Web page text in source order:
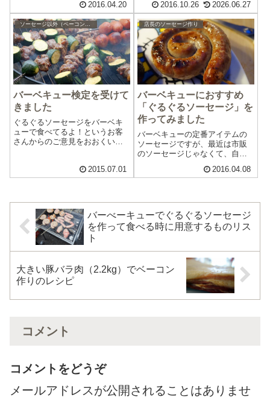
備の時間がなくて、バタバタし
たのですが、なんとかぐるぐる
ソーセージを作る事ができまし
た。その時に用意した道具と材
料のリストになり...
2016.04.20
フのバーベキューに参加してき
ました。長岡市川口運動公園の
中にある古民家でおこなわれま
した。古民家内に、私たちが仕
込んだ生ハムがあ...
2016.10.26 2026.06.27
ソーセージ以外（ベーコンやハムなど）の作り方やレシピ
バーベキュー検定を受けて
きました
ぐるぐるソーセージをバーベキ
ューで食べてるよ！というお客
さんからのご意見をおおくいた
を知って、アウトドアでソーセ
ージを美味しく食べる方法を知
2015.07.01
店長のソーセージ作り
バーベキューにおすすめ
「ぐるぐるソーセージ」を
作ってみました
バーベキューの定番アイテムの
ソーセージですが、最近は市販
のソーセージじゃなくて、自分
という人が増えています。当店
ました！という嬉しい報告もた
くさんいただいて...
2016.04.08
バーべーキューでぐるぐるソーセージ
を作って食べる時に用意するものリス
ト
大きい豚バラ肉（2.2kg）でベーコン
作りのレシピ
コメント
コメントをどうぞ
メールアドレスが公開されることはありませ